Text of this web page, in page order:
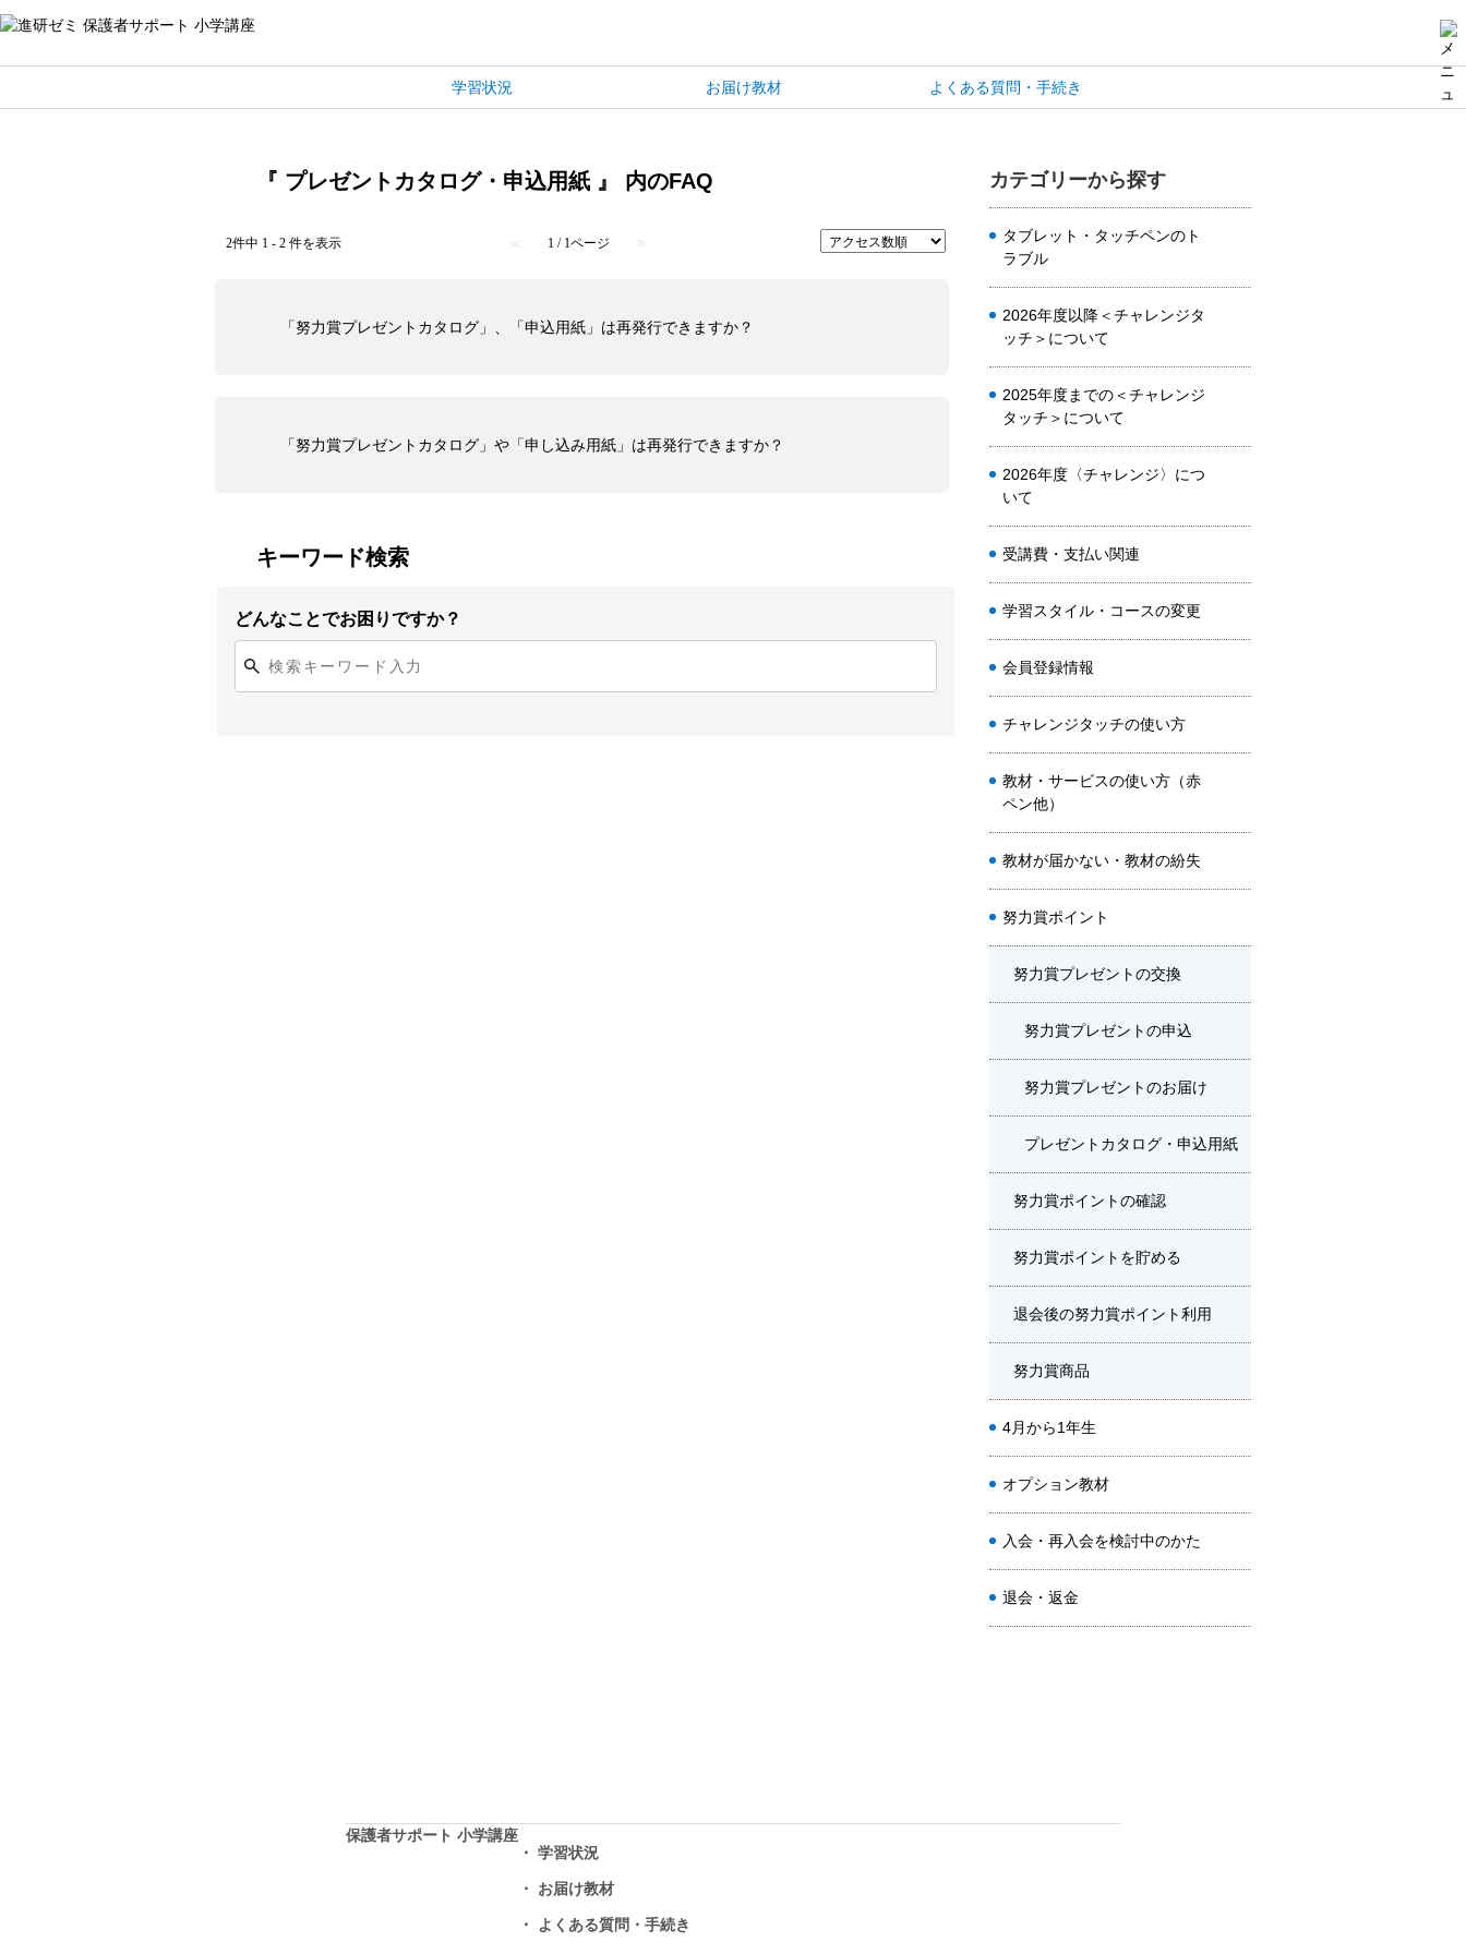
学習状況 お届け教材 よくある質問・手続き
カテゴリーから探す
タブレット・タッチペンのト
ラブル
2026年度以降＜チャレンジタ
ッチ＞について
2025年度までの＜チャレンジ
タッチ＞について
2026年度〈チャレンジ〉につ
いて
受講費・支払い関連
学習スタイル・コースの変更
会員登録情報
チャレンジタッチの使い方
教材・サービスの使い方（赤
ペン他）
教材が届かない・教材の紛失
努力賞ポイント
努力賞プレゼントの交換
努力賞プレゼントの申込
努力賞プレゼントのお届け
プレゼントカタログ・申込用紙
努力賞ポイントの確認
努力賞ポイントを貯める
退会後の努力賞ポイント利用
努力賞商品
4月から1年生
オプション教材
入会・再入会を検討中のかた
退会・返金
『 プレゼントカタログ・申込用紙 』 内のFAQ
2件中 1 - 2 件を表示 ≪ 1 / 1ページ ≫
「努力賞プレゼントカタログ」、「申込用紙」は再発行できますか？
「努力賞プレゼントカタログ」や「申し込み用紙」は再発行できますか？
キーワード検索
どんなことでお困りですか？
保護者サポート 小学講座
学習状況
お届け教材
よくある質問・手続き